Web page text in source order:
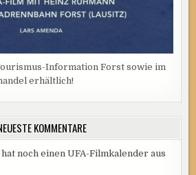
Information Forst sowie im
erhältlich!
KOMMENTARE
noch einen UFA-Filmkalender aus